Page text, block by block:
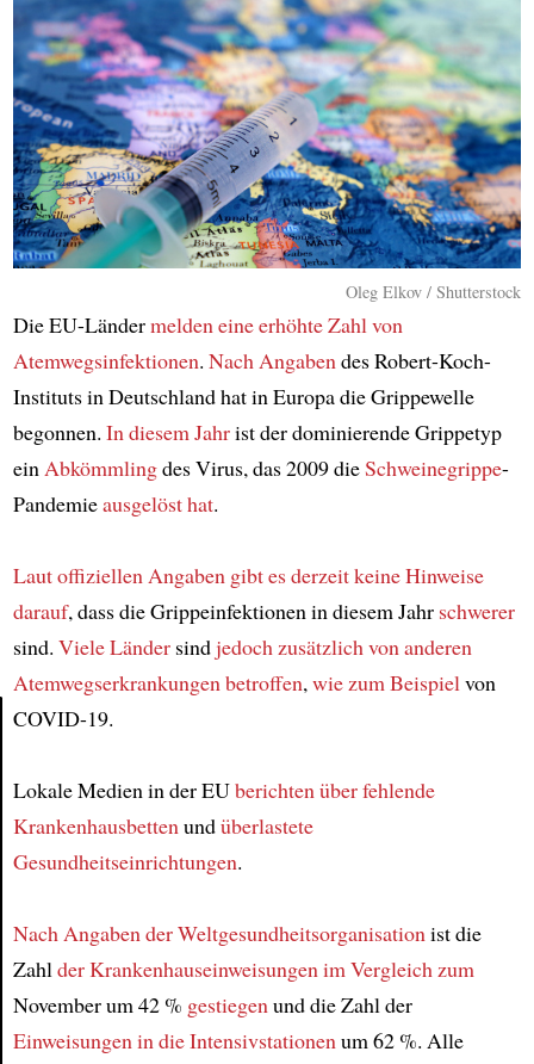
Oleg Elkov / Shutterstock
Die EU-Ländermelden eine erhöhte Zahlvon
Atemwegsinfektionen. Nach Angabendes Robert-Koch-
Instituts in Deutschland hat in Europa die Grippewelle
begonnen. In diesem Jahrist der dominierende Grippetyp
einAbkömmlingdes Virus, das 2009 dieSchweinegrippe-
Pandemieausgelöst hat.
Laut offiziellen Angaben gibt es derzeitkeine Hinweise
darauf, dass die Grippeinfektionen in diesem Jahr schwerer
sind. Viele Ländersindjedoch zusätzlichvon anderen
Atemwegserkrankungenbetroffen,wie zum Beispielvon
COVID-19.
Lokale Medien in der EUberichten über fehlende
Krankenhausbettenundüberlastete
Gesundheitseinrichtungen.
Nach Angaben der Weltgesundheitsorganisationist die
Zahlder Krankenhauseinweisungenim Vergleich zum
November um 42 % gestiegenund die Zahl der
Einweisungen in die Intensivstationenum 62 %. Alle